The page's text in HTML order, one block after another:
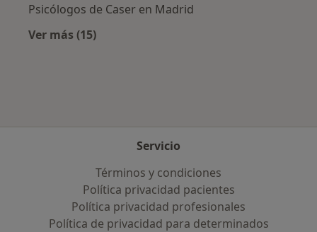
Psicólogos de Caser en Madrid
Ver más (15)
Servicio
Términos y condiciones
Política privacidad pacientes
Política privacidad profesionales
Política de privacidad para determinados